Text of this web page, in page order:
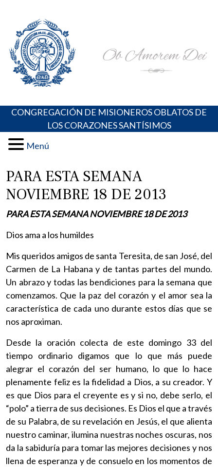
content
Portal de los Padres Oblatos. Advocaciones Marianas,
Oraciones, Música religiosa y más
CONGREGACIÓN DE MISIONEROS OBLATOS DE
LOS CORAZONES SANTÍSIMOS
Menú
PARA ESTA SEMANA
NOVIEMBRE 18 DE 2013
PARA ESTA SEMANA NOVIEMBRE 18 DE 2013
Dios ama a los humildes
Mis queridos amigos de santa Teresita, de san José, del
Carmen de La Habana y de tantas partes del mundo.
Un abrazo y todas las bendiciones para la semana que
comenzamos. Que la paz del corazón y el amor sea la
característica de cada uno durante estos días que se
nos aproximan.
Desde la oración colecta de este domingo 33 del
tiempo ordinario digamos que lo que más puede
alegrar el corazón del ser humano, lo que lo hace
plenamente feliz es la fidelidad a Dios, a su creador. Y
es que Dios para el creyente es y si no, debe serlo, el
“polo” a tierra de sus decisiones. Es Dios el que a través
de su Palabra, de su revelación en Jesús, el que alienta
nuestro caminar, ilumina nuestras noches oscuras, nos
da la sabiduría para tomar las mejores decisiones y nos
llena de esperanza y de consuelo en los momentos de